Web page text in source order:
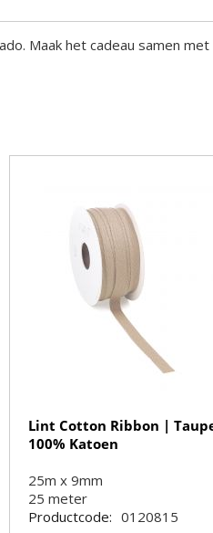
Maak het cadeau samen met
Lint Cotton Ribbon |
100% Katoen
25m x 9mm
25meter
Productcode: 0120815